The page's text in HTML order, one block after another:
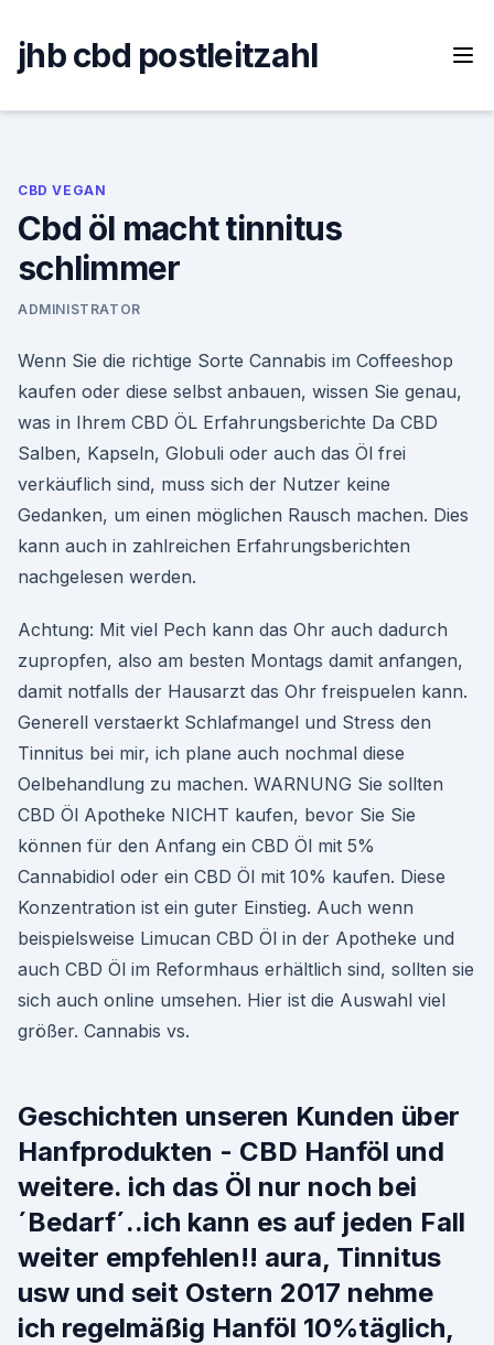
content
jhb cbd postleitzahl
CBD VEGAN
Cbd öl macht tinnitus
schlimmer
ADMINISTRATOR
Wenn Sie die richtige Sorte Cannabis im Coffeeshop
kaufen oder diese selbst anbauen, wissen Sie genau,
was in Ihrem CBD ÖL Erfahrungsberichte Da CBD
Salben, Kapseln, Globuli oder auch das Öl frei
verkäuflich sind, muss sich der Nutzer keine
Gedanken, um einen möglichen Rausch machen. Dies
kann auch in zahlreichen Erfahrungsberichten
nachgelesen werden.
Achtung: Mit viel Pech kann das Ohr auch dadurch
zupropfen, also am besten Montags damit anfangen,
damit notfalls der Hausarzt das Ohr freispuelen kann.
Generell verstaerkt Schlafmangel und Stress den
Tinnitus bei mir, ich plane auch nochmal diese
Oelbehandlung zu machen. WARNUNG Sie sollten
CBD Öl Apotheke NICHT kaufen, bevor Sie Sie
können für den Anfang ein CBD Öl mit 5%
Cannabidiol oder ein CBD Öl mit 10% kaufen. Diese
Konzentration ist ein guter Einstieg. Auch wenn
beispielsweise Limucan CBD Öl in der Apotheke und
auch CBD Öl im Reformhaus erhältlich sind, sollten sie
sich auch online umsehen. Hier ist die Auswahl viel
größer. Cannabis vs.
Geschichten unseren Kunden über
Hanfprodukten - CBD Hanföl und
weitere. ich das Öl nur noch bei
´Bedarf´..ich kann es auf jeden Fall
weiter empfehlen!! aura, Tinnitus
usw und seit Ostern 2017 nehme
ich regelmäßig Hanföl 10%täglich,